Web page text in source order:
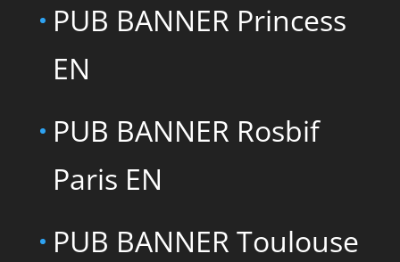
PUB BANNER Princess
EN
PUB BANNER Rosbif
Paris EN
PUB BANNER Toulouse